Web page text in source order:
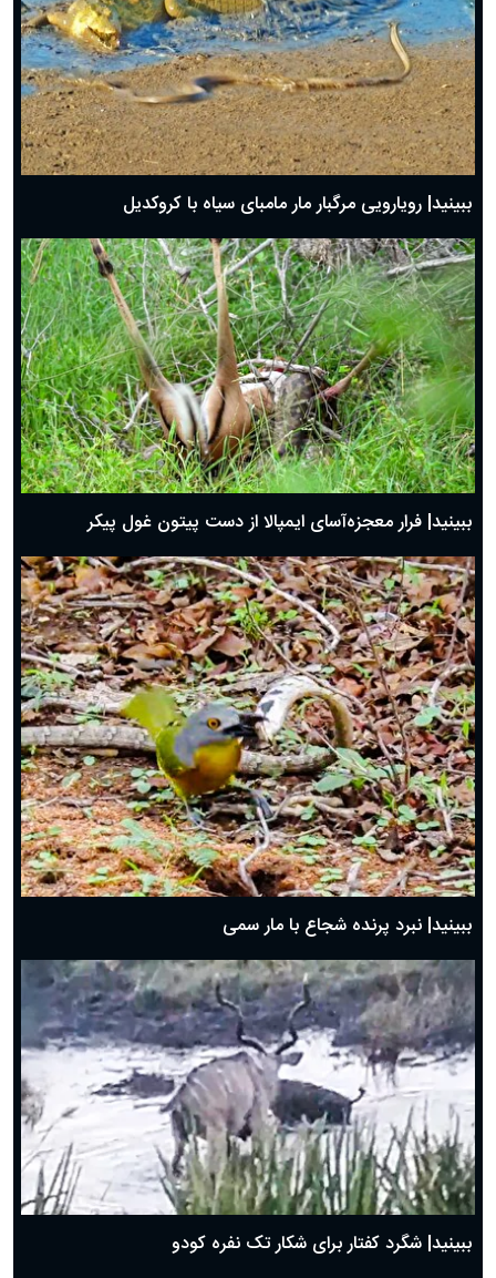
ببینید| رویارویی مرگبار مار مامبای سیاه با کروکدیل
ببینید| فرار معجزه‌آسای ایمپالا از دست پیتون غول پیکر
ببینید| نبرد پرنده شجاع با مار سمی
ببینید| شگرد کفتار برای شکار تک نفره کودو